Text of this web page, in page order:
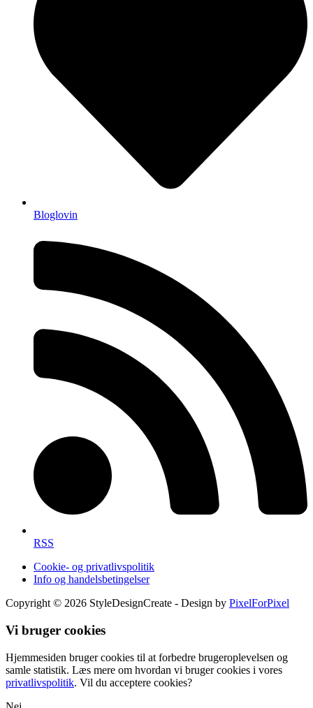
Bloglovin
RSS
Cookie- og privatlivspolitik
Info og handelsbetingelser
Copyright © 2026 StyleDesignCreate - Design by PixelForPixel
Vi bruger cookies
Hjemmesiden bruger cookies til at forbedre brugeroplevelsen og
samle statistik. Læs mere om hvordan vi bruger cookies i vores
privatlivspolitik. Vil du acceptere cookies?